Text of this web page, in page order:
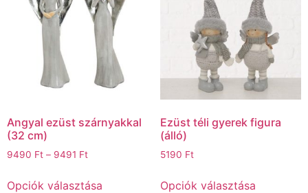
Angyal ezüst szárnyakkal
(32 cm)
9490 Ft – 9491 Ft
Opciók választása
Ezüst téli gyerek figura
(álló)
5190 Ft
Opciók választása